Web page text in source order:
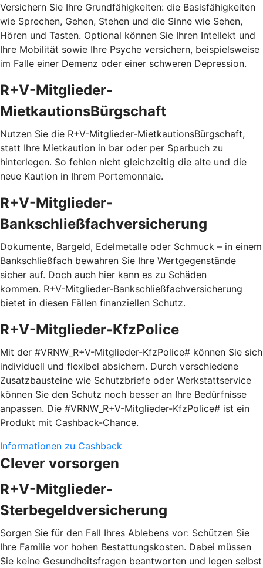
Versichern Sie Ihre Grundfähigkeiten: die Basisfähigkeiten
wie Sprechen, Gehen, Stehen und die Sinne wie Sehen,
Hören und Tasten. Optional können Sie Ihren Intellekt und
Ihre Mobilität sowie Ihre Psyche versichern, beispielsweise
im Falle einer Demenz oder einer schweren Depression.
R+V-Mitglieder-
MietkautionsBürgschaft
Nutzen Sie die R+V-Mitglieder-MietkautionsBürgschaft,
statt Ihre Mietkaution in bar oder per Sparbuch zu
hinterlegen. So fehlen nicht gleichzeitig die alte und die
neue Kaution in Ihrem Portemonnaie.
R+V-Mitglieder-
Bankschließfachversicherung
Dokumente, Bargeld, Edelmetalle oder Schmuck – in einem
Bankschließfach bewahren Sie Ihre Wertgegenstände
sicher auf. Doch auch hier kann es zu Schäden
kommen. R+V-Mitglieder-Bankschließfachversicherung
bietet in diesen Fällen finanziellen Schutz.
R+V-Mitglieder-KfzPolice
Mit der #VRNW_R+V-Mitglieder-KfzPolice# können Sie sich
individuell und flexibel absichern. Durch verschiedene
Zusatzbausteine wie Schutzbriefe oder Werkstattservice
können Sie den Schutz noch besser an Ihre Bedürfnisse
anpassen. Die #VRNW_R+V-Mitglieder-KfzPolice# ist ein
Produkt mit Cashback-Chance.
Informationen zu Cashback
Clever vorsorgen
R+V-Mitglieder-
Sterbegeldversicherung
Sorgen Sie für den Fall Ihres Ablebens vor: Schützen Sie
Ihre Familie vor hohen Bestattungskosten. Dabei müssen
Sie keine Gesundheitsfragen beantworten und legen selbst